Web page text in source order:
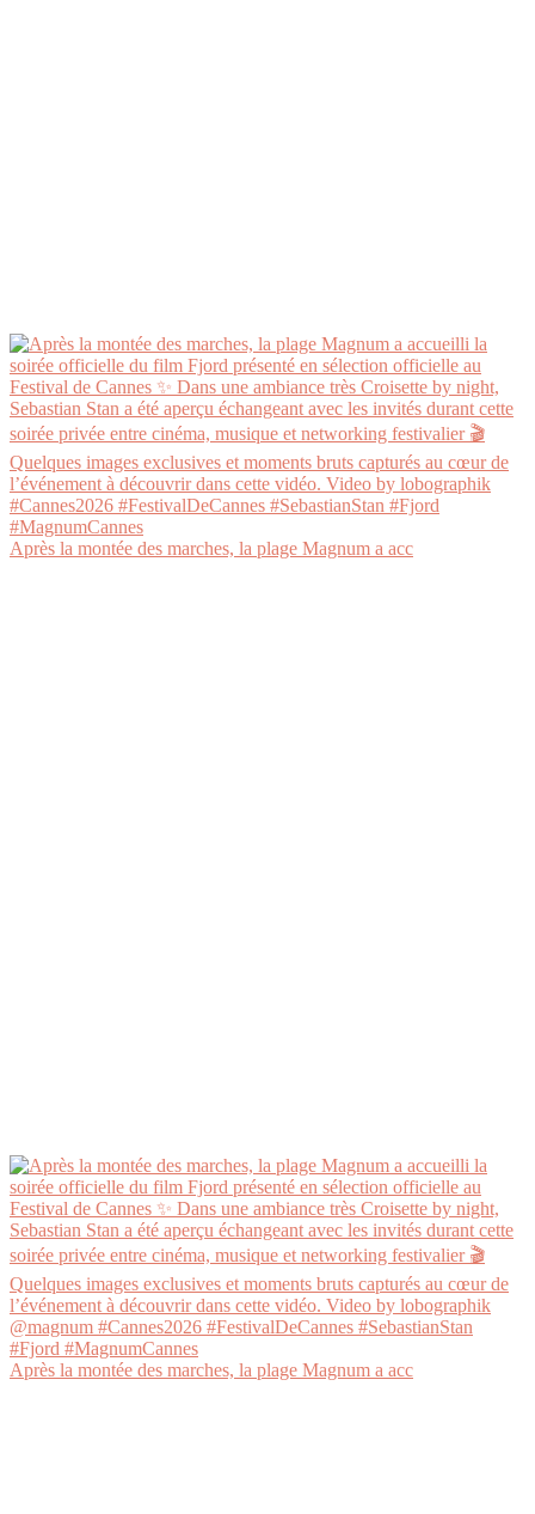
Après la montée des marches, la plage Magnum a acc
Après la montée des marches, la plage Magnum a acc